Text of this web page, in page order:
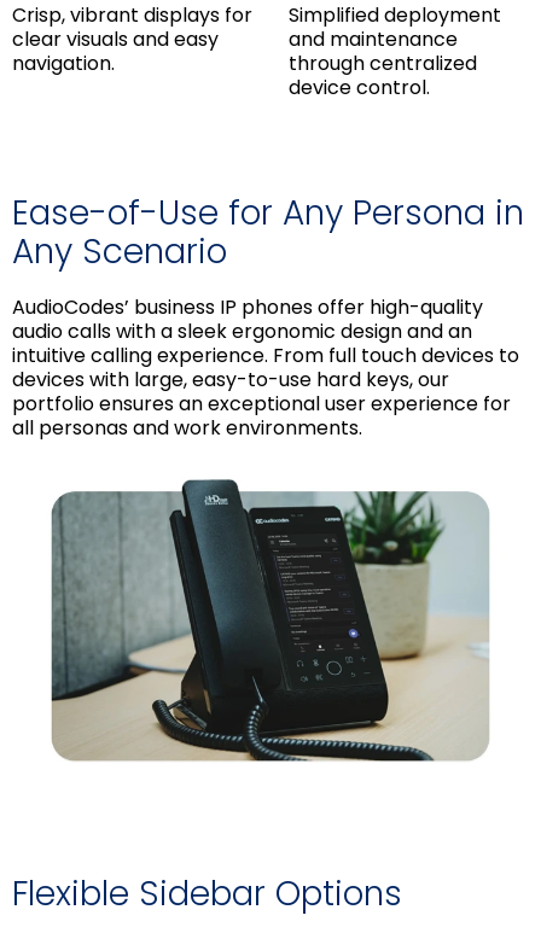
Crisp, vibrant displays for
clear visuals and easy
navigation.
Simplified deployment
and maintenance
through centralized
device control.
Ease-of-Use for Any Persona in
Any Scenario
AudioCodes’ business IP phones offer high-quality
audio calls with a sleek ergonomic design and an
intuitive calling experience. From full touch devices to
devices with large, easy-to-use hard keys, our
portfolio ensures an exceptional user experience for
all personas and work environments.
Flexible Sidebar Options